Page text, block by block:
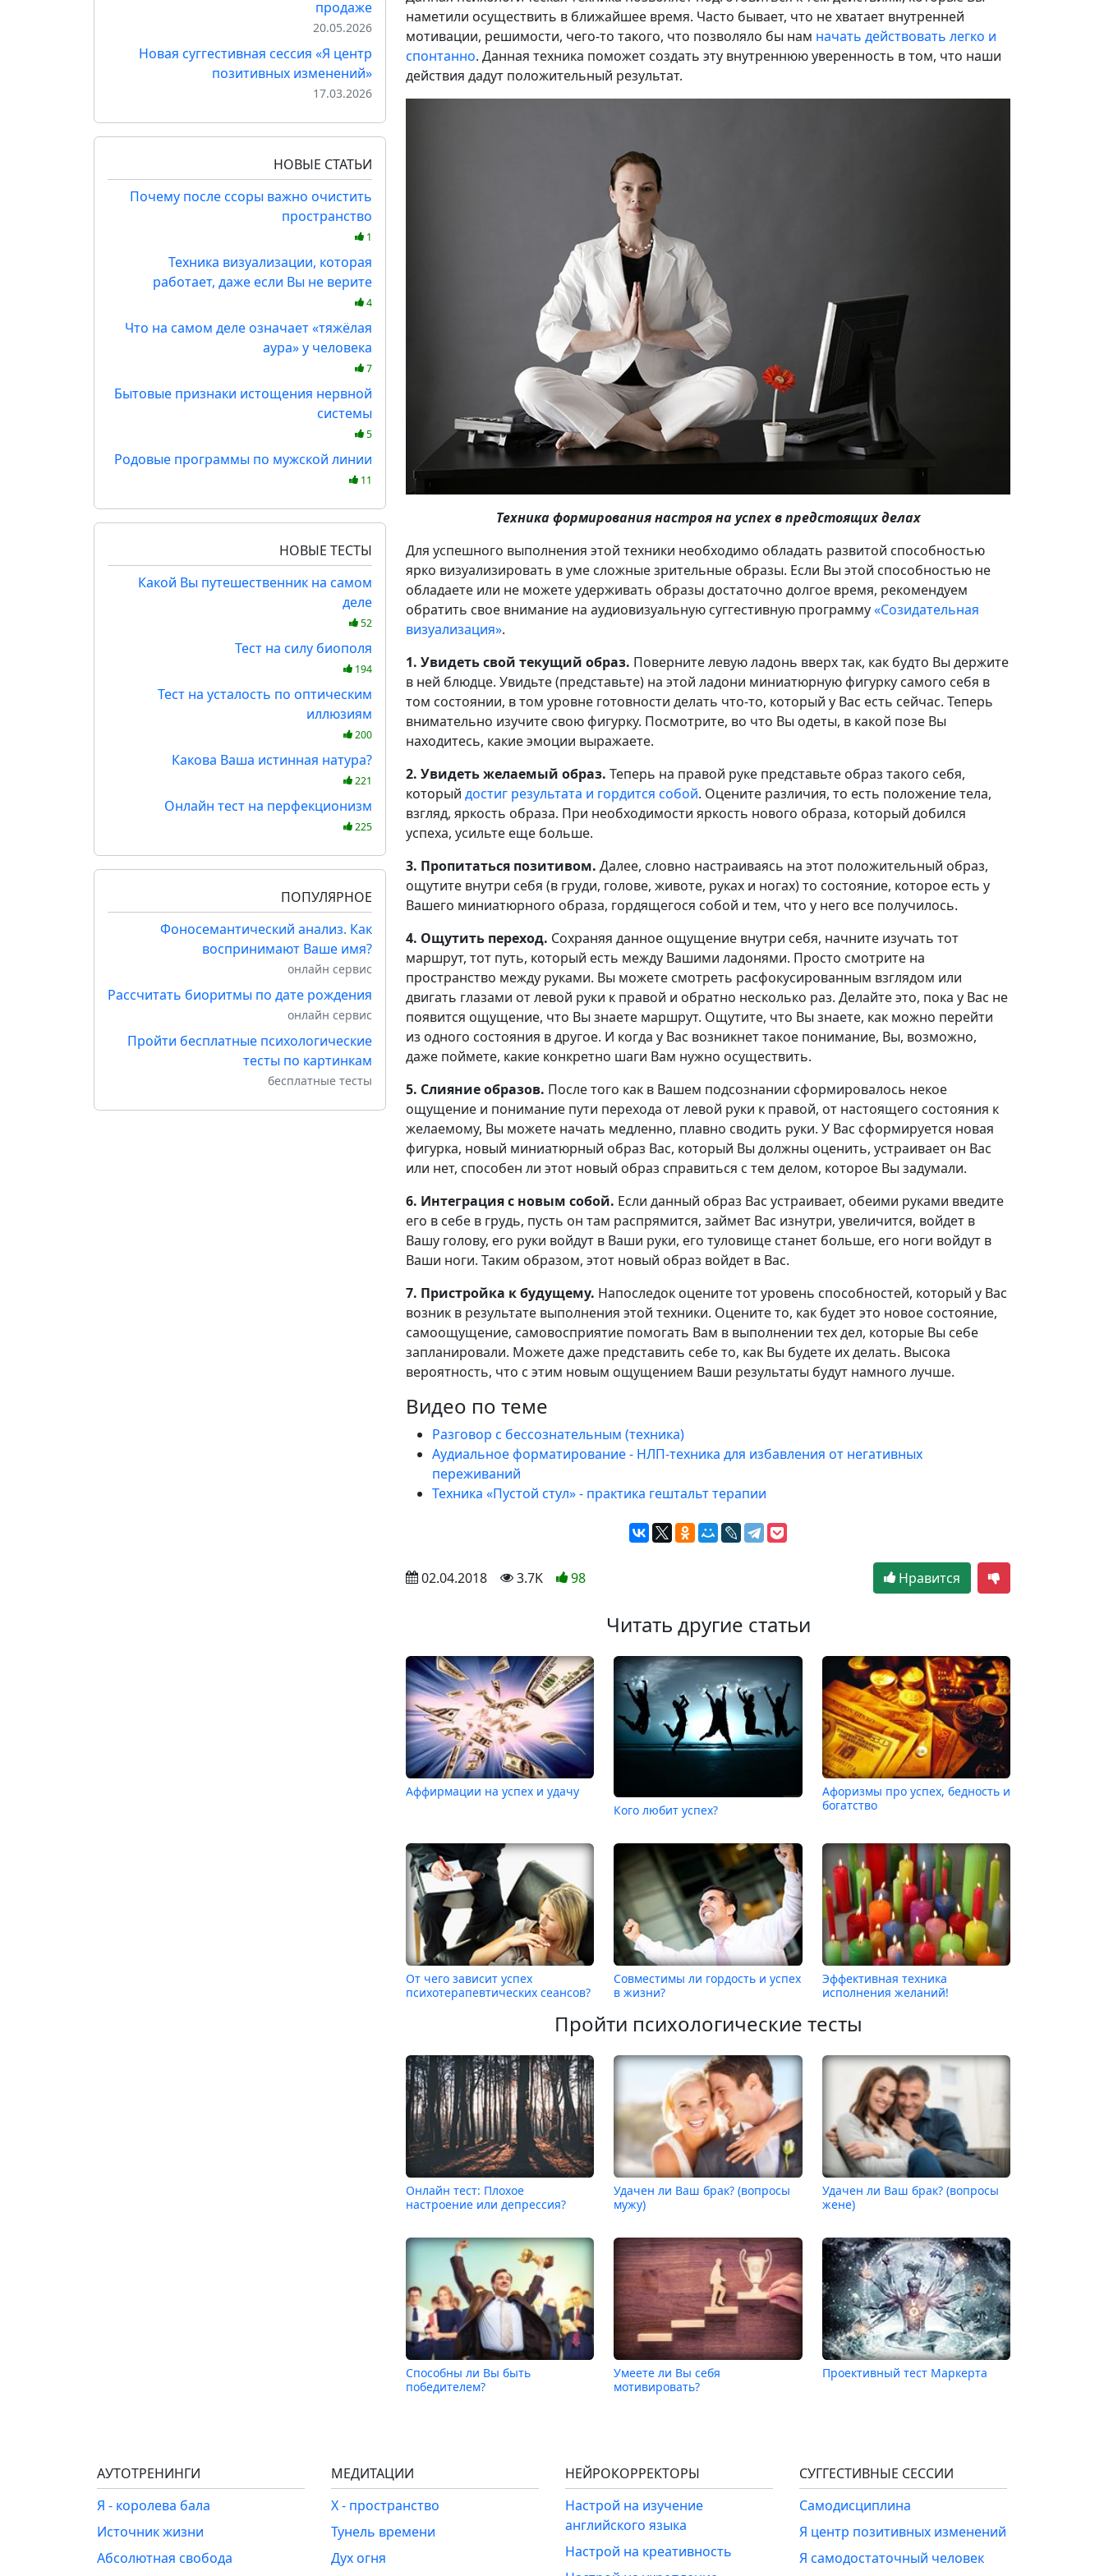
продаже
20.05.2026
Новая суггестивная сессия «Я центр
позитивных изменений»
17.03.2026
НОВЫЕ СТАТЬИ
Почему после ссоры важно очистить
пространство
1
Техника визуализации, которая
работает, даже если Вы не верите
4
Что на самом деле означает «тяжёлая
аура» у человека
7
Бытовые признаки истощения нервной
системы
5
Родовые программы по мужской линии
11
НОВЫЕ ТЕСТЫ
Какой Вы путешественник на самом
деле
52
Тест на силу биополя
194
Тест на усталость по оптическим
иллюзиям
200
Какова Ваша истинная натура?
221
Онлайн тест на перфекционизм
225
ПОПУЛЯРНОЕ
Фоносемантический анализ. Как
воспринимают Ваше имя?
онлайн сервис
Рассчитать биоритмы по дате рождения
онлайн сервис
Пройти бесплатные психологические
тесты по картинкам
бесплатные тесты
наметили осуществить в ближайшее время. Часто бывает, что не хватает внутренней
мотивации, решимости, чего-то такого, что позволяло бы нам начать действовать легко и
спонтанно. Данная техника поможет создать эту внутреннюю уверенность в том, что наши
действия дадут положительный результат.
Техника формирования настроя на успех в предстоящих делах
Для успешного выполнения этой техники необходимо обладать развитой способностью
ярко визуализировать в уме сложные зрительные образы. Если Вы этой способностью не
обладаете или не можете удерживать образы достаточно долгое время, рекомендуем
обратить свое внимание на аудиовизуальную суггестивную программу«Созидательная
визуализация».
1. Увидеть свой текущий образ. Поверните левую ладонь вверх так, как будто Вы держите
в ней блюдце. Увидьте (представьте) на этой ладони миниатюрную фигурку самого себя в
том состоянии, в том уровне готовности делать что-то, который у Вас есть сейчас. Теперь
внимательно изучите свою фигурку. Посмотрите, во что Вы одеты, в какой позе Вы
находитесь, какие эмоции выражаете.
2. Увидеть желаемый образ. Теперь на правой руке представьте образ такого себя,
который достиг результата и гордится собой. Оцените различия, то есть положение тела,
взгляд, яркость образа. При необходимости яркость нового образа, который добился
успеха, усильте еще больше.
3. Пропитаться позитивом. Далее, словно настраиваясь на этот положительный образ,
ощутите внутри себя (в груди, голове, животе, руках и ногах) то состояние, которое есть у
Вашего миниатюрного образа, гордящегося собой и тем, что у него все получилось.
4. Ощутить переход. Сохраняя данное ощущение внутри себя, начните изучать тот
маршрут, тот путь, который есть между Вашими ладонями. Просто смотрите на
пространство между руками. Вы можете смотреть расфокусированным взглядом или
двигать глазами от левой руки к правой и обратно несколько раз. Делайте это, пока у Вас не
появится ощущение, что Вы знаете маршрут. Ощутите, что Вы знаете, как можно перейти
из одного состояния в другое. И когда у Вас возникнет такое понимание, Вы, возможно,
даже поймете, какие конкретно шаги Вам нужно осуществить.
5. Слияние образов. После того как в Вашем подсознании сформировалось некое
ощущение и понимание пути перехода от левой руки к правой, от настоящего состояния к
желаемому, Вы можете начать медленно, плавно сводить руки. У Вас сформируется новая
фигурка, новый миниатюрный образ Вас, который Вы должны оценить, устраивает он Вас
или нет, способен ли этот новый образ справиться с тем делом, которое Вы задумали.
6. Интеграция с новым собой. Если данный образ Вас устраивает, обеими руками введите
его в себе в грудь, пусть он там распрямится, займет Вас изнутри, увеличится, войдет в
Вашу голову, его руки войдут в Ваши руки, его туловище станет больше, его ноги войдут в
Ваши ноги. Таким образом, этот новый образ войдет в Вас.
7. Пристройка к будущему. Напоследок оцените тот уровень способностей, который у Вас
возник в результате выполнения этой техники. Оцените то, как будет это новое состояние,
самоощущение, самовосприятие помогать Вам в выполнении тех дел, которые Вы себе
запланировали. Можете даже представить себе то, как Вы будете их делать. Высока
вероятность, что с этим новым ощущением Ваши результаты будут намного лучше.
Видео по теме
Разговор с бессознательным (техника)
Аудиальное форматирование - НЛП-техника для избавления от негативных
переживаний
Техника «Пустой стул» - практика гештальт терапии
02.04.2018 3.7K 98 Нравится
Читать другие статьи
Аффирмации на успех и удачу
Кого любит успех?
Афоризмы про успех, бедность и
богатство
От чего зависит успех
психотерапевтических сеансов?
Совместимы ли гордость и успех
в жизни?
Эффективная техника
исполнения желаний!
Пройти психологические тесты
Онлайн тест: Плохое
настроение или депрессия?
Удачен ли Ваш брак? (вопросы
мужу)
Удачен ли Ваш брак? (вопросы
жене)
Способны ли Вы быть
победителем?
Умеете ли Вы себя
мотивировать?
Проективный тест Маркерта
АУТОТРЕНИНГИ
Я - королева бала
Источник жизни
Абсолютная свобода
МЕДИТАЦИИ
Х - пространство
Тунель времени
Дух огня
НЕЙРОКОРРЕКТОРЫ
Настрой на изучение
английского языка
Настрой на креативность
СУГГЕСТИВНЫЕ СЕССИИ
Самодисциплина
Я центр позитивных изменений
Я самодостаточный человек